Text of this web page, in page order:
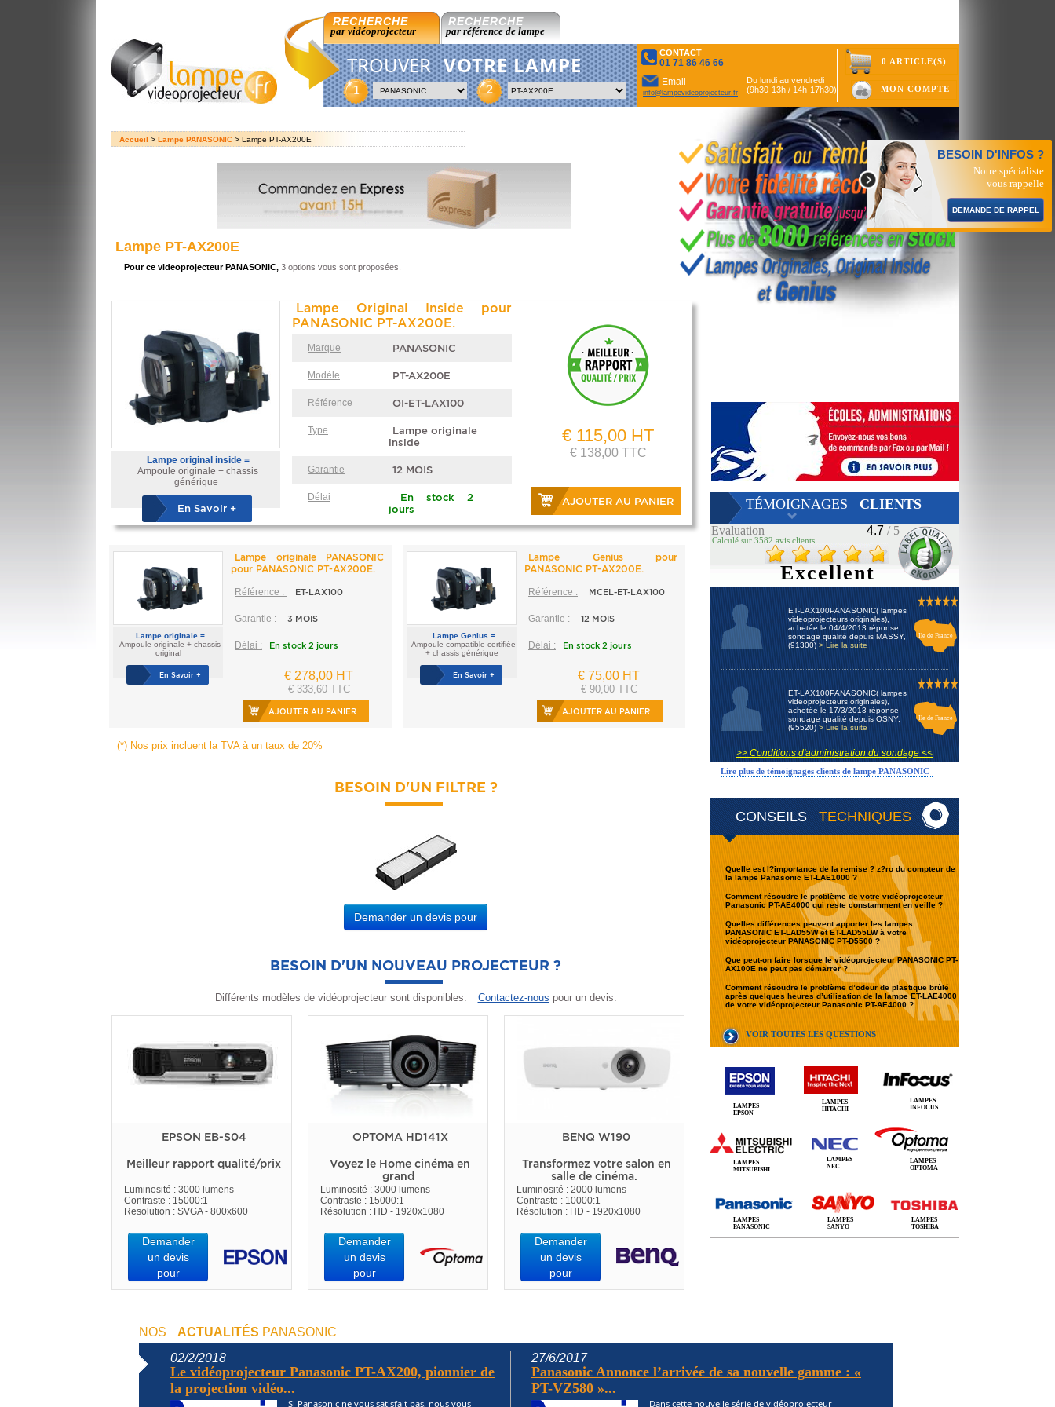
RECHERCHE
par vidéoprojecteur
RECHERCHE
par référence de lampe
TROUVER VOTRE LAMPE
1 2
CONTACT
01 71 86 46 66
Email
info@lampevideoprojecteur.fr
Du lundi au vendredi
(9h30-13h / 14h-17h30)
0 ARTICLE(S)
MON COMPTE
Accueil > Lampe PANASONIC > Lampe PT-AX200E
CONSEILS TECHNIQUES
BESOIN D'INFOS ?
Notre spécialiste
vous rappelle
DEMANDE DE RAPPEL
Quelle est l?importance de la remise ? z?ro du compteur de
la lampe Panasonic ET-LAE1000 ?
Comment résoudre le problème de votre vidéoprojecteur
Panasonic PT-AE4000 qui reste constamment en veille ?
Quelles différences peuvent apporter les lampes
PANASONIC ET-LAD55W et ET-LAD55LW à votre
vidéoprojecteur PANASONIC PT-D5500 ?
Que peut-on faire lorsque le vidéoprojecteur PANASONIC PT-
AX100E ne peut pas démarrer ?
Comment résoudre le problème d’odeur de plastique brûlé
après quelques heures d’utilisation de la lampe ET-LAE4000
de votre vidéoprojecteur Panasonic PT-AE4000 ?
VOIR TOUTES LES QUESTIONS
TÉMOIGNAGES CLIENTS
Evaluation 4.7 / 5
Calculé sur 3582 avis clients
Excellent
ET-LAX100PANASONIC( lampes
videoprojecteurs originales),
achetée le 04/4/2013 réponse
sondage qualité depuis MASSY,
(91300) > Lire la suite
Ile de France
ET-LAX100PANASONIC( lampes
videoprojecteurs originales),
achetée le 17/3/2013 réponse
sondage qualité depuis OSNY,
(95520) > Lire la suite
Ile de France
>> Conditions d'administration du sondage <<
Lire plus de témoignages clients de lampe PANASONIC
LAMPES
EPSON
LAMPES
HITACHI
LAMPES
INFOCUS
LAMPES
MITSUBISHI
LAMPES
NEC
LAMPES
OPTOMA
LAMPES
PANASONIC
LAMPES
SANYO
LAMPES
TOSHIBA
Lampe PT-AX200E
Pour ce videoprojecteur PANASONIC, 3 options vous sont proposées.
Lampe original inside =
Ampoule originale + chassis
générique
En Savoir +
Lampe Original Inside pour
PANASONIC PT-AX200E.
Marque PANASONIC
Modèle PT-AX200E
Référence OI-ET-LAX100
Type
Lampe originale
inside
Garantie 12 MOIS
Délai
En stock 2
jours
€ 115,00 HT
€ 138,00 TTC
AJOUTER AU PANIER
Lampe originale =
Ampoule originale + chassis
original
En Savoir +
Lampe originale PANASONIC
pour PANASONIC PT-AX200E.
Référence : ET-LAX100
Garantie : 3 MOIS
Délai : En stock 2 jours
€ 278,00 HT
€ 333,60 TTC
AJOUTER AU PANIER
Lampe Genius =
Ampoule compatible certifiée
+ chassis générique
En Savoir +
Lampe Genius pour
PANASONIC PT-AX200E.
Référence : MCEL-ET-LAX100
Garantie : 12 MOIS
Délai : En stock 2 jours
€ 75,00 HT
€ 90,00 TTC
AJOUTER AU PANIER
(*) Nos prix incluent la TVA à un taux de 20%
BESOIN D'UN FILTRE ?
Demander un devis pour
BESOIN D'UN NOUVEAU PROJECTEUR ?
Différents modèles de vidéoprojecteur sont disponibles. Contactez-nous pour un devis.
EPSON EB-S04
Meilleur rapport qualité/prix
Luminosité : 3000 lumens
Contraste : 15000:1
Resolution : SVGA - 800x600
Demander
un devis
pour
OPTOMA HD141X
Voyez le Home cinéma en
grand
Luminosité : 3000 lumens
Contraste : 15000:1
Résolution : HD - 1920x1080
Demander
un devis
pour
BENQ W190
Transformez votre salon en
salle de cinéma.
Luminosité : 2000 lumens
Contraste : 10000:1
Résolution : HD - 1920x1080
Demander
un devis
pour
NOS ACTUALITÉS PANASONIC
02/2/2018
Le vidéoprojecteur Panasonic PT-AX200, pionnier de
la projection vidéo...
Si Panasonic ne vous satisfait pas, nous vous
27/6/2017
Panasonic Annonce l’arrivée de sa nouvelle gamme : «
PT-VZ580 »...
Dans cette nouvelle série de vidéoprojecteur